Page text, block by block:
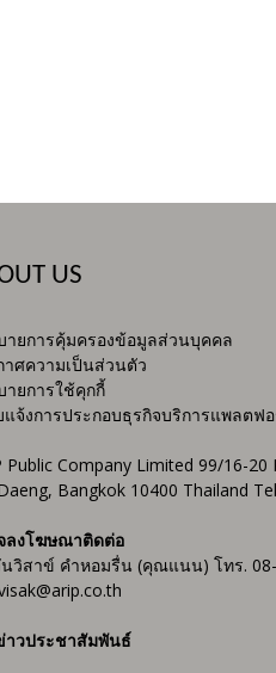
US
ายการคุ้มครองข้อมูลส่วนบุคคล
าศความเป็นส่วนตัว
ายการใช้คุกกี้
แจ้งการประกอบธุรกิจบริการแพลตฟ
Public Company Limited 99/16-20
Bangkok 10400 Thailand
ลงโฆษณาติดต่อ
วิสาข์ คำหอมรื่น (คุณแนน) โทร. 08-
าวประชาสัมพันธ์